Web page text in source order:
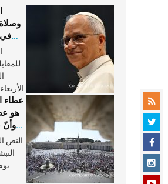
الأربعاء 5 آب 2026
عطاء
هو
وأنّ
النص